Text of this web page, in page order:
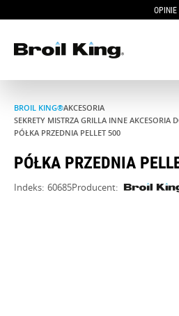
OPINIE
Grille
KUCHNIE
Akcesoria do grillowania
BROIL KING®AKCESORIA
SEKRETY MISTRZA GRILLA INNE AKCESORIA
PÓŁKA PRZEDNIA PELLET 500
PÓŁKA PRZEDNIA
Indeks: 60685Producent: